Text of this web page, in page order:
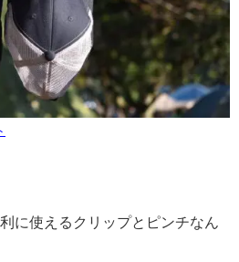
に使えるクリップとピンチなん